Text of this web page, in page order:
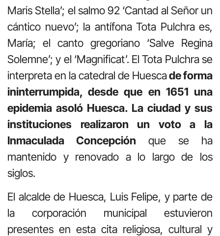
Maris Stella’; el salmo 92 ‘Cantad al Señor un
cántico nuevo’; la antífona Tota Pulchra es,
María; el canto gregoriano ‘Salve Regina
Solemne’; y el ‘Magnificat’. El Tota Pulchra se
interpreta en la catedral de Huescade forma
ininterrumpida, desde que en 1651 una
epidemia asoló Huesca. La ciudad y sus
instituciones realizaron un voto a la
Inmaculada Concepción que se ha
mantenido y renovado a lo largo de los
siglos.
El alcalde de Huesca, Luis Felipe, y parte de
la corporación municipal estuvieron
presentes en esta cita religiosa, cultural y